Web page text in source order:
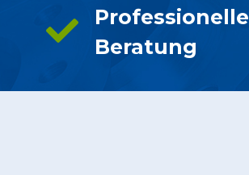
Professionelle
Beratung